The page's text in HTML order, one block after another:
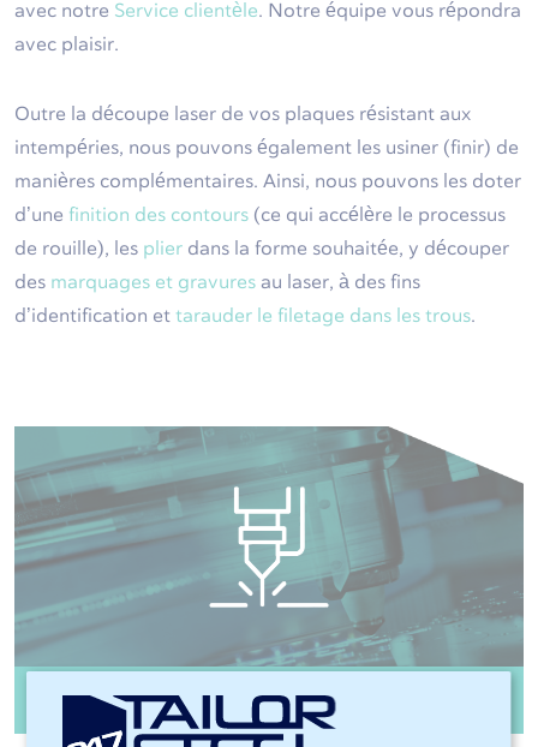
avec notre Service clientèle. Notre équipe vous répondra
avec plaisir.
Outre la découpe laser de vos plaques résistant aux
intempéries, nous pouvons également les usiner (finir) de
manières complémentaires. Ainsi, nous pouvons les doter
d’une finition des contours (ce qui accélère le processus
de rouille), les plier dans la forme souhaitée, y découper
des marquages et gravures au laser, à des fins
d’identification et tarauder le filetage dans les trous.
Découpe laser